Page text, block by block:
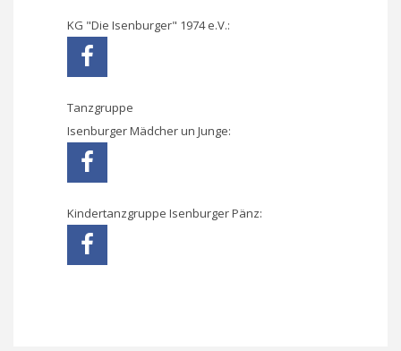
KG "Die Isenburger" 1974 e.V.:
Tanzgruppe
Isenburger Mädcher un Junge:
Kindertanzgruppe Isenburger Pänz: